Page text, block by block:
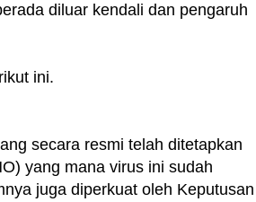
diluar kendali dan pengaruh
ini.
secara resmi telah ditetapkan
yang mana virus ini sudah
juga diperkuat oleh Keputusan